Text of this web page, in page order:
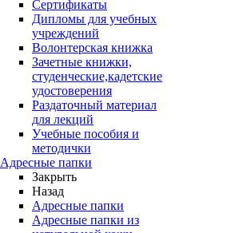
Сертификаты
Дипломы для учебных
учреждений
Волонтерская книжка
Зачетные книжки,
студенческие,кадетские
удостоверения
Раздаточный материал
для лекций
Учебные пособия и
методички
Адресные папки
Закрыть
Назад
Адресные папки
Адресные папки из